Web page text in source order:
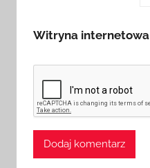
Witryna internetowa